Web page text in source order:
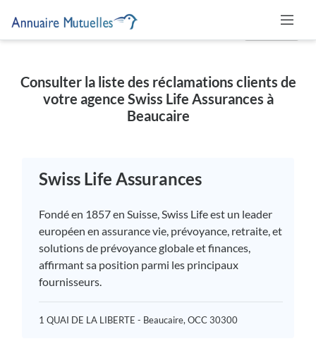
Consulter la liste des réclamations clients de
votre agence Swiss Life Assurances à
Beaucaire
Swiss Life Assurances
Fondé en 1857 en Suisse, Swiss Life est un leader
européen en assurance vie, prévoyance, retraite, et
solutions de prévoyance globale et finances,
affirmant sa position parmi les principaux
fournisseurs.
1 QUAI DE LA LIBERTE - Beaucaire, OCC 30300